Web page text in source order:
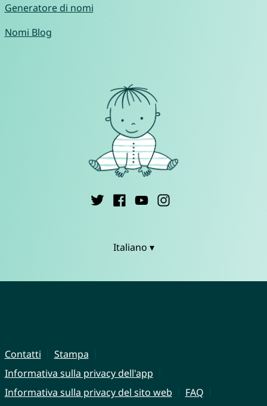
Generatore di nomi
Nomi Blog
Italiano ▾
Contatti
Stampa
Informativa sulla privacy dell'app
Informativa sulla privacy del sito web
FAQ